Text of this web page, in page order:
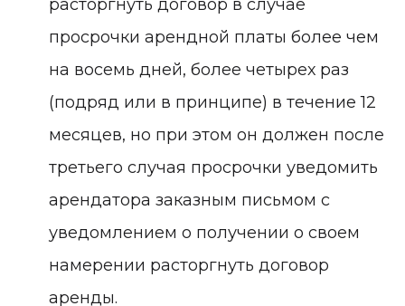
расторгнуть договор в случае
просрочки арендной платы более чем
на восемь дней, более четырех раз
(подряд или в принципе) в течение 12
месяцев, но при этом он должен после
третьего случая просрочки уведомить
арендатора заказным письмом с
уведомлением о получении о своем
намерении расторгнуть договор
аренды.